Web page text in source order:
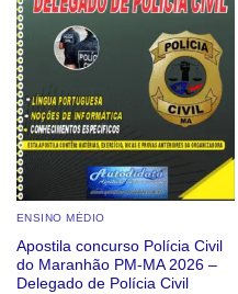
ENSINO MÉDIO
Apostila concurso Polícia Civil
do Maranhão PM-MA 2026 –
Delegado de Polícia Civil